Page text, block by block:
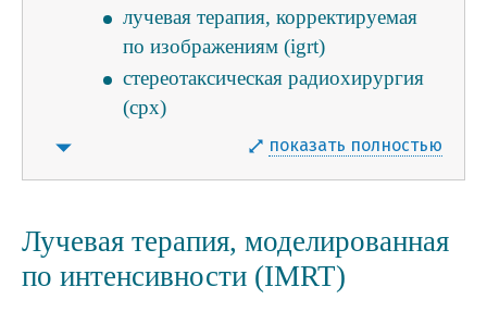
лучевая терапия, корректируемая
по изображениям (igrt)
стереотаксическая радиохирургия
(срх)
общие противопоказания к
питание на фоне лучевой терапии
химиотерапия при раке легкого
показать полностью
Лучевая терапия, моделированная
по интенсивности (IMRT)